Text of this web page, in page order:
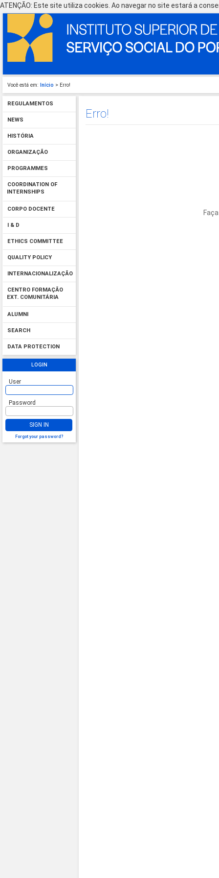
ATENÇÃO: Este site utiliza cookies. Ao navegar no site estará a
Você está em: Início > Erro!
REGULAMENTOS
NEWS
HISTÓRIA
ORGANIZAÇÃO
PROGRAMMES
COORDINATION OF
INTERNSHIPS
CORPO DOCENTE
I & D
ETHICS COMMITTEE
QUALITY POLICY
INTERNACIONALIZAÇÃO
CENTRO FORMAÇÃO
EXT. COMUNITÁRIA
ALUMNI
SEARCH
DATA PROTECTION
LOGIN
User
Password
SIGN IN
Forgot your password?
Erro!